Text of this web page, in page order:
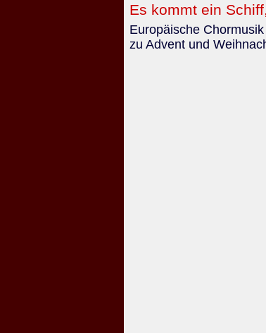
Es kommt ein
Europäische Chormusik
zu Advent und